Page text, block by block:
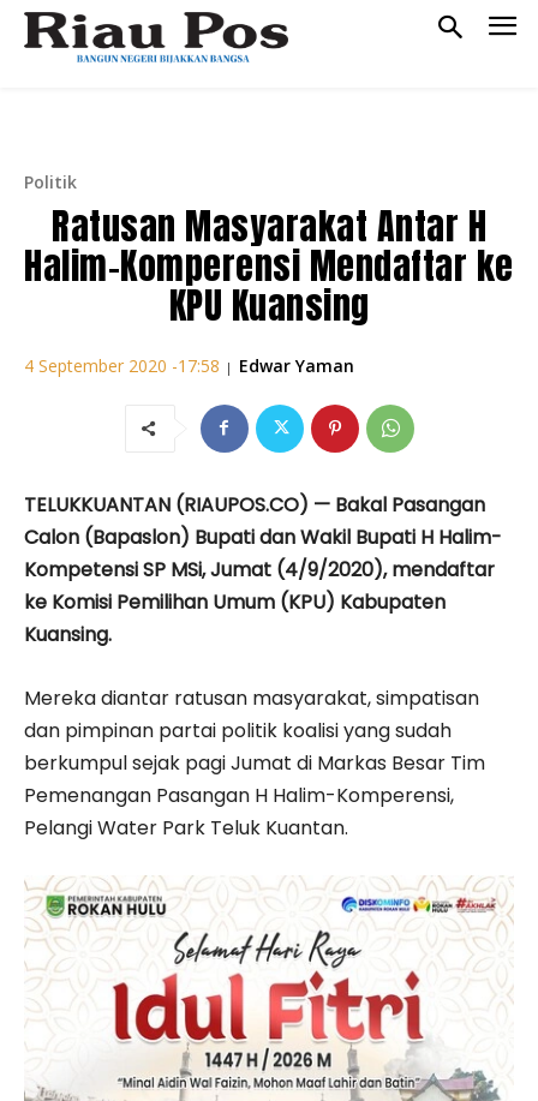
Politik
Ratusan Masyarakat Antar H
Halim-Komperensi Mendaftar ke
KPU Kuansing
4 September 2020 -17:58 | Edwar Yaman
TELUKKUANTAN (RIAUPOS.CO) — Bakal Pasangan
Calon (Bapaslon) Bupati dan Wakil Bupati H Halim-
Kompetensi SP MSi, Jumat (4/9/2020), mendaftar
ke Komisi Pemilihan Umum (KPU) Kabupaten
Kuansing.
Mereka diantar ratusan masyarakat, simpatisan
dan pimpinan partai politik koalisi yang sudah
berkumpul sejak pagi Jumat di Markas Besar Tim
Pemenangan Pasangan H Halim-Komperensi,
Pelangi Water Park Teluk Kuantan.